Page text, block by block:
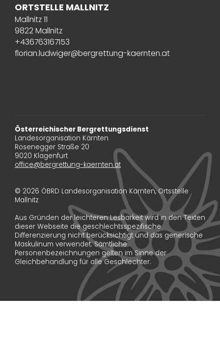
ORTSTELLE MALLNITZ
Mallnitz 11
9822 Mallnitz
+436763167153
florian.ludwiger@bergrettung-kaernten.at
Österreichischer Bergrettungsdienst
Landesorganisation Kärnten
Rosenegger Straße 20
9020 Klagenfurt
office@bergrettung-kaernten.at
© 2026 ÖBRD Landesorganisation Kärnten, Ortsstelle
Mallnitz
Aus Gründen der leichteren Lesbarkeit wird in den Texten
dieser Webseite die geschlechtsspezifische
Differenzierung nicht berücksichtigt und das generische
Maskulinum verwendet. Sämtliche
Personenbezeichnungen gelten im Sinne der
Gleichbehandlung für alle Geschlechter.